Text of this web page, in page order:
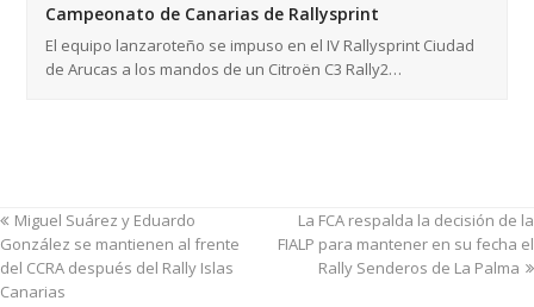
Campeonato de Canarias de Rallysprint
El equipo lanzaroteño se impuso en el IV Rallysprint Ciudad
de Arucas a los mandos de un Citroën C3 Rally2…
Miguel Suárez y Eduardo
González se mantienen al frente
del CCRA después del Rally Islas
Canarias
La FCA respalda la decisión de la
FIALP para mantener en su fecha el
Rally Senderos de La Palma